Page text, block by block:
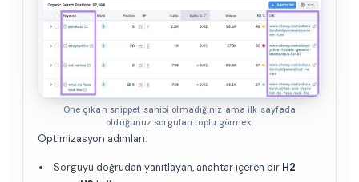
Öne çıkan snippet sahibi olmadığınız ama ilk sayfada
olduğunuz sorguları toplu görmek.
Optimizasyon adımları:
Sorguyu doğrudan yanıtlayan, anahtar içeren bir H2